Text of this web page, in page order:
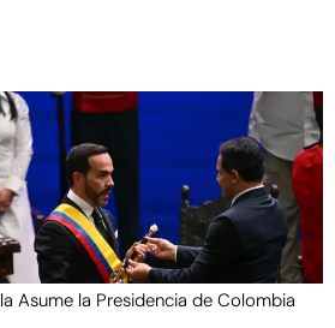
Asume la Presidencia de Colombia